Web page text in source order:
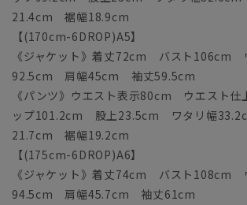
21.4cm 裾幅18.9cm
【(170cm-6DROP)A5】
《ジャケット》着丈72cm バスト106cm
92.5cm 肩幅45cm 袖丈59.5cm
《パンツ》ウエスト表示80cm ウエスト
ップ101.2cm 股上23.5cm ワタリ幅
21.7cm 裾幅19.2cm
【(175cm-6DROP)A6】
《ジャケット》着丈74cm バスト108cm
94.5cm 肩幅45.7cm 袖丈61cm